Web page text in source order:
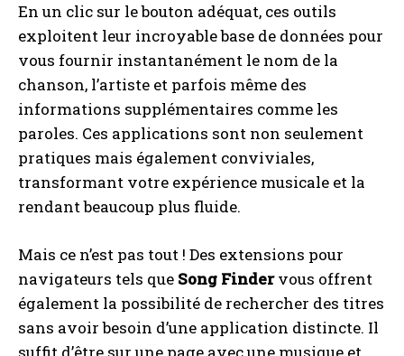
En un clic sur le bouton adéquat, ces outils
exploitent leur incroyable base de données pour
vous fournir instantanément le nom de la
chanson, l’artiste et parfois même des
informations supplémentaires comme les
paroles. Ces applications sont non seulement
pratiques mais également conviviales,
transformant votre expérience musicale et la
rendant beaucoup plus fluide.
Mais ce n’est pas tout ! Des extensions pour
navigateurs tels que Song Findervous offrent
également la possibilité de rechercher des titres
sans avoir besoin d’une application distincte. Il